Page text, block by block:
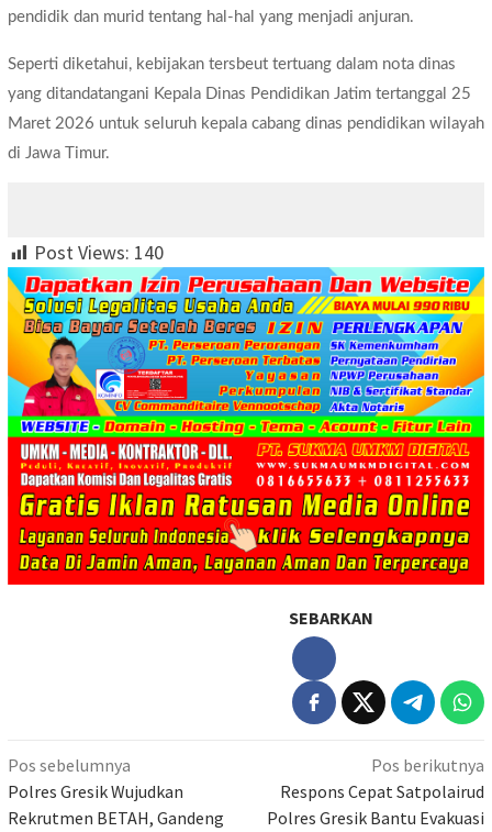
pendidik dan murid tentang hal-hal yang menjadi anjuran.
Seperti diketahui, kebijakan tersbeut tertuang dalam nota dinas
yang ditandatangani Kepala Dinas Pendidikan Jatim tertanggal 25
Maret 2026 untuk seluruh kepala cabang dinas pendidikan wilayah
di Jawa Timur.
Post Views: 140
SEBARKAN
Navigasi
pos
Pos sebelumnya
Polres Gresik Wujudkan
Rekrutmen BETAH, Gandeng
Pos berikutnya
Respons Cepat Satpolairud
Polres Gresik Bantu Evakuasi